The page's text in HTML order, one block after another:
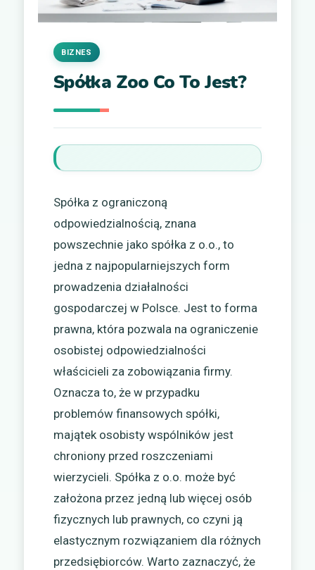
Spółka Zoo Co To Jest?
BIZNES
Spółka z ograniczoną
odpowiedzialnością, znana
powszechnie jako spółka z o.o., to
jedna z najpopularniejszych form
prowadzenia działalności
gospodarczej w Polsce. Jest to forma
prawna, która pozwala na ograniczenie
osobistej odpowiedzialności
właścicieli za zobowiązania firmy.
Oznacza to, że w przypadku
problemów finansowych spółki,
majątek osobisty wspólników jest
chroniony przed roszczeniami
wierzycieli. Spółka z o.o. może być
założona przez jedną lub więcej osób
fizycznych lub prawnych, co czyni ją
elastycznym rozwiązaniem dla różnych
przedsiębiorców. Warto zaznaczyć, że